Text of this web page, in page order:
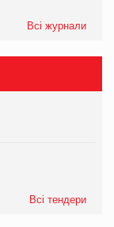
Всі журнали
Всі тендери